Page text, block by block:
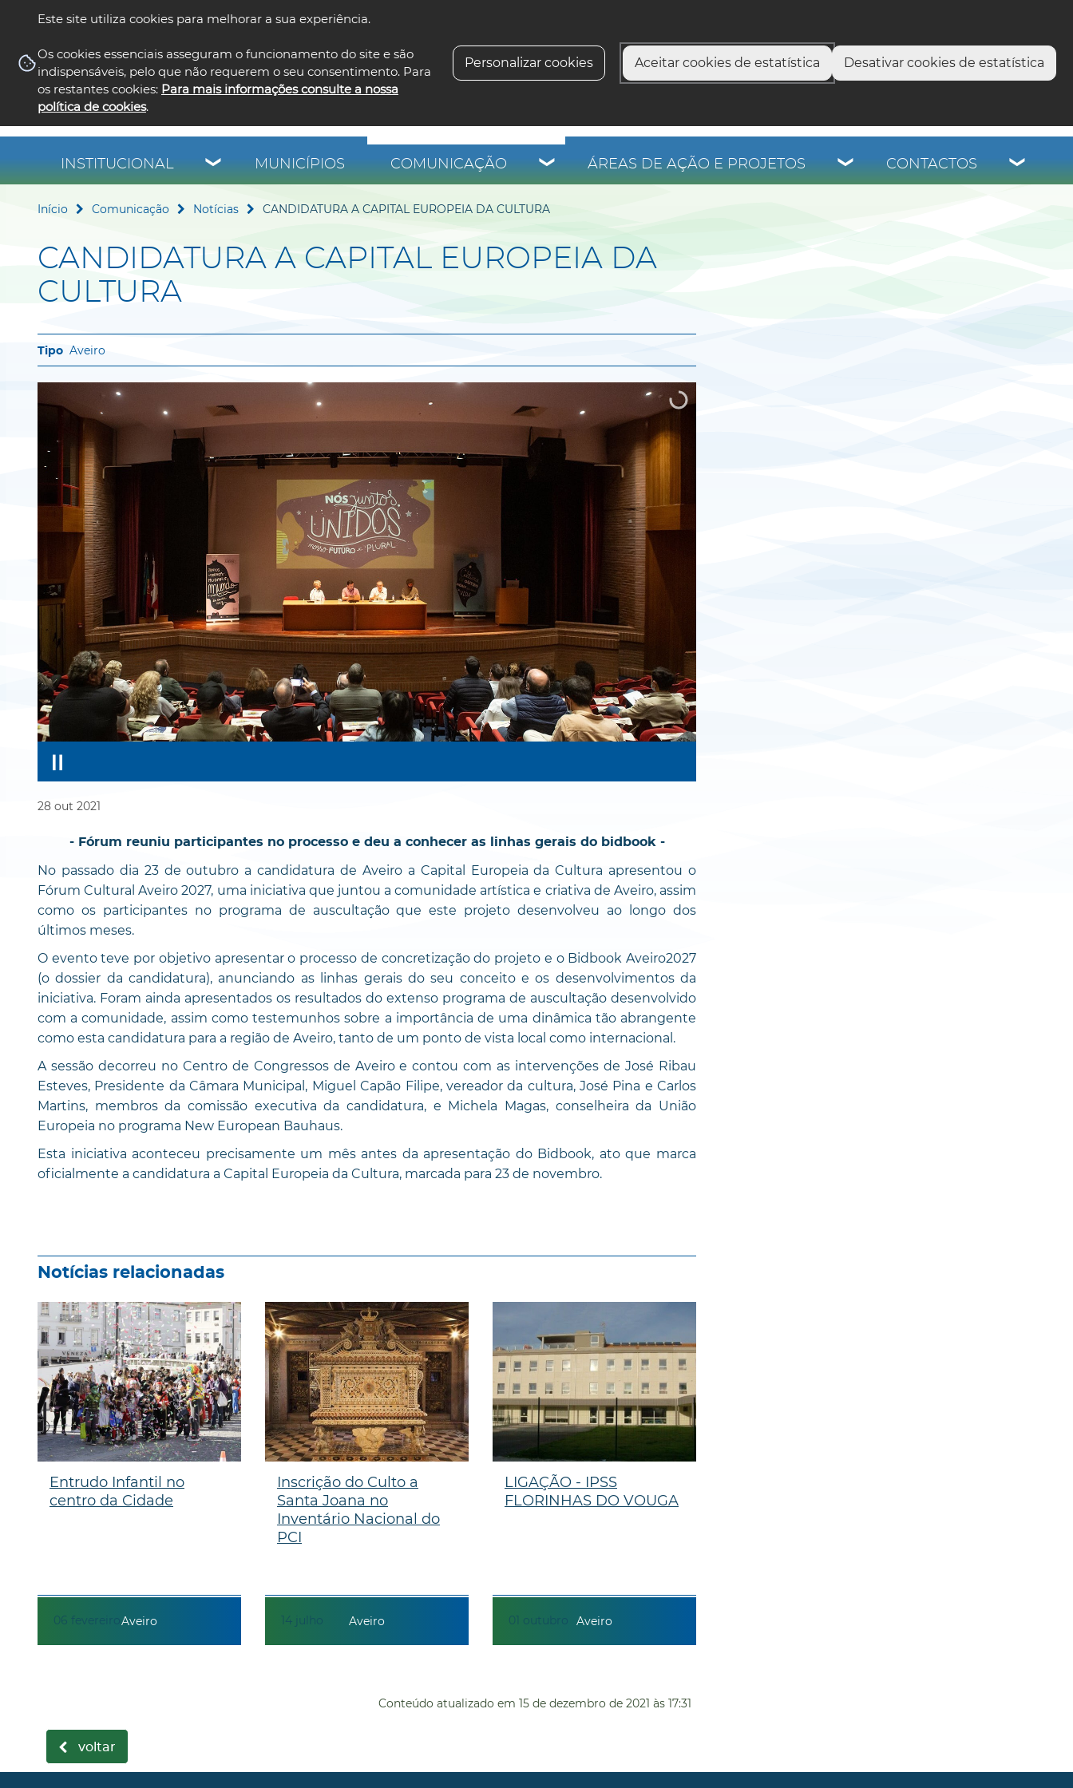
Este site utiliza cookies para melhorar a sua experiência.
Os cookies essenciais asseguram o funcionamento do site e são
indispensáveis, pelo que não requerem o seu consentimento. Para
os restantes cookies: Para mais informações consulte a nossa
política de cookies.
Personalizar cookies Aceitar cookies de estatística Desativar cookies de estatística
INSTITUCIONAL MUNICÍPIOS COMUNICAÇÃO ÁREAS DE AÇÃO E PROJETOS CONTACTOS
Início Comunicação Notícias CANDIDATURA A CAPITAL EUROPEIA DA CULTURA
CANDIDATURA A CAPITAL EUROPEIA DA
CULTURA
Aveiro
28 out 2021
- Fórum reuniu participantes no processo e deu a conhecer as linhas gerais do bidbook -
No passado dia 23 de outubro a candidatura de Aveiro a Capital Europeia da Cultura apresentou o
Fórum Cultural Aveiro 2027, uma iniciativa que juntou a comunidade artística e criativa de Aveiro, assim
como os participantes no programa de auscultação que este projeto desenvolveu ao longo dos
últimos meses.
O evento teve por objetivo apresentar o processo de concretização do projeto e o Bidbook Aveiro2027
(o dossier da candidatura), anunciando as linhas gerais do seu conceito e os desenvolvimentos da
iniciativa. Foram ainda apresentados os resultados do extenso programa de auscultação desenvolvido
com a comunidade, assim como testemunhos sobre a importância de uma dinâmica tão abrangente
como esta candidatura para a região de Aveiro, tanto de um ponto de vista local como internacional.
A sessão decorreu no Centro de Congressos de Aveiro e contou com as intervenções de José Ribau
Esteves, Presidente da Câmara Municipal, Miguel Capão Filipe, vereador da cultura, José Pina e Carlos
Martins, membros da comissão executiva da candidatura, e Michela Magas, conselheira da União
Europeia no programa New European Bauhaus.
Esta iniciativa aconteceu precisamente um mês antes da apresentação do Bidbook, ato que marca
oficialmente a candidatura a Capital Europeia da Cultura, marcada para 23 de novembro.
Notícias relacionadas
06 fevereiro
Entrudo Infantil no
centro da Cidade
Aveiro 14 julho
Inscrição do Culto a
Santa Joana no
Inventário Nacional do
PCI
Aveiro 01 outubro
LIGAÇÃO - IPSS
FLORINHAS DO VOUGA
Aveiro
Conteúdo atualizado em 15 de dezembro de 2021 às 17:31
voltar